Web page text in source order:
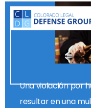
Una violación por
resultar en una